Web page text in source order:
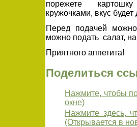
порежете
кружочками, вкус будет
Перед подачей
можно подать салат,
Приятного аппетита!
Поделиться
Нажмите, чтобы
окне)
Нажмите здесь,
(Открывается в